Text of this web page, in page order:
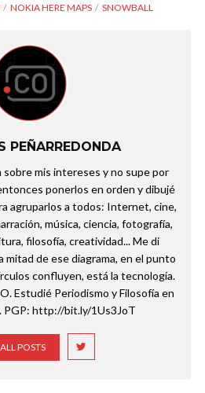
NOKIA HERE MAPS SNOWBALL
PEÑARREDONDA
mis intereses y no supe por
ponerlos en orden y dibujé
agruparlos a todos: Internet, cine,
música, ciencia, fotografía,
filosofía, creatividad... Me di
mitad de ese diagrama, en el punto
confluyen, está la tecnología.
Estudié Periodismo y Filosofía en
PGP: http://bit.ly/1Us3JoT
POSTS